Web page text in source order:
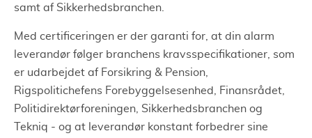
samt af Sikkerhedsbranchen.
Med certificeringen er der garanti for, at din alarm
leverandør følger branchens kravsspecifikationer, som
er udarbejdet af Forsikring & Pension,
Rigspolitichefens Forebyggelsesenhed, Finansrådet,
Politidirektørforeningen, Sikkerhedsbranchen og
Tekniq - og at leverandør konstant forbedrer sine